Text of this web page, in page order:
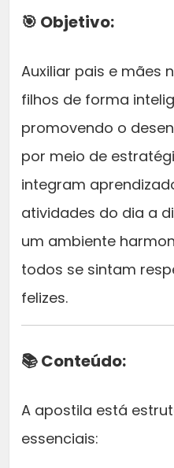
R
2
0
1
,
0
0
.
T
A
D
O
P
R
E
D
E
N
O
q
u
a
t
i
🎯 Objetivo:
Auxiliar pais e mães
filhos de forma
promovendo o
por meio de
integram
atividades do dia a
um ambiente
todos se sintam
felizes.
📚 Conteúdo:
A apostila está
essenciais: